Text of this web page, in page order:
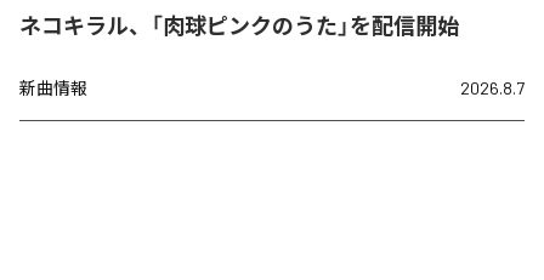
ネコキラル、「肉球ピンクのうた」を配信開始
新曲情報 2026.8.7